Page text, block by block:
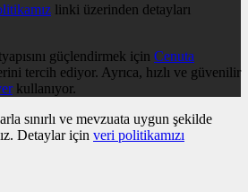
linki üzerinden detayları
güçlendirmek için Cenuta
tercih ediyor. Ayrıca, hızlı ve güvenilir
kullanıyor.
sınırlı ve mevzuata uygun şekilde
Detaylar için veri politikamızı